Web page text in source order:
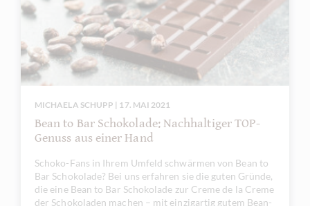
MICHAELA SCHUPP | 17. MAI 2021
Bean to Bar Schokolade: Nachhaltiger TOP-
Genuss aus einer Hand
Schoko-Fans in Ihrem Umfeld schwärmen von Bean to
Bar Schokolade? Bei uns erfahren sie die guten Gründe,
die eine Bean to Bar Schokolade zur Creme de la Creme
der Schokoladen machen – mit einzigartig gutem Bean-